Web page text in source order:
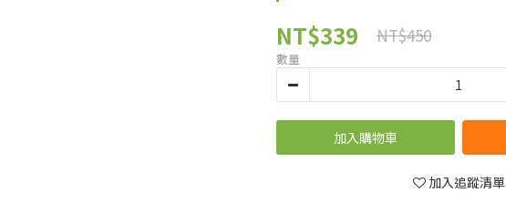
NT$339 NT$450
數量
加入購物車
加入追蹤清單